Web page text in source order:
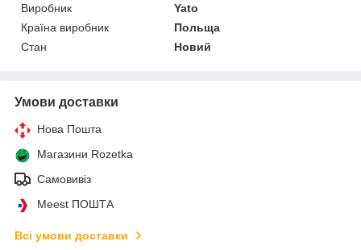
Виробник
Yato
Країна виробник
Польща
Стан
Новий
Умови доставки
Нова Пошта
Магазини Rozetka
Самовивіз
Meest ПОШТА
Всі умови доставки